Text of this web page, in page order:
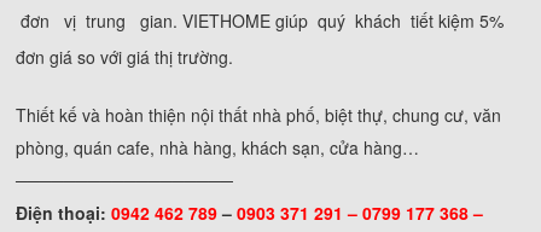
đơn vị trung gian. VIETHOME giúp quý khách tiết kiệm 5%
đơn giá so với giá thị trường.
Thiết kế và hoàn thiện nội thất nhà phố, biệt thự, chung cư, văn
phòng, quán cafe, nhà hàng, khách sạn, cửa hàng…
──────────────────
Điện thoại:0942 462 789–0903 371 291 –0799 177 368 –